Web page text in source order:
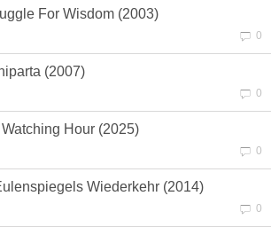
0
For Wisdom (2003)
0
(2007)
0
Hour (2025)
0
Wiederkehr (2014)